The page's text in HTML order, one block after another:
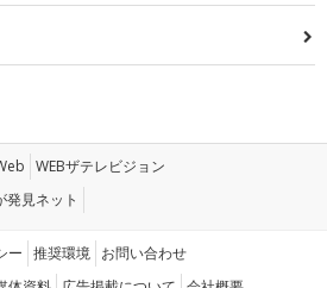
WEBザテレビジョン
発見ネット
ー 推奨環境 お問い合わせ